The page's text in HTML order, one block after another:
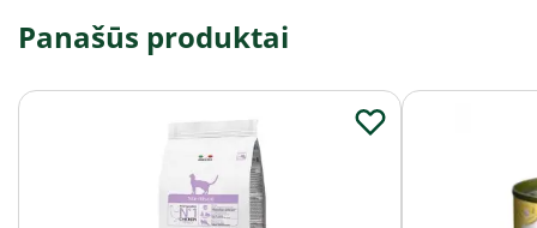
Panašūs produktai